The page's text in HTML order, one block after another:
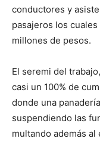
conductores y
pasajeros los
millones de pesos.
El seremi del
casi un 100% de
donde una
suspendiendo las
multando además